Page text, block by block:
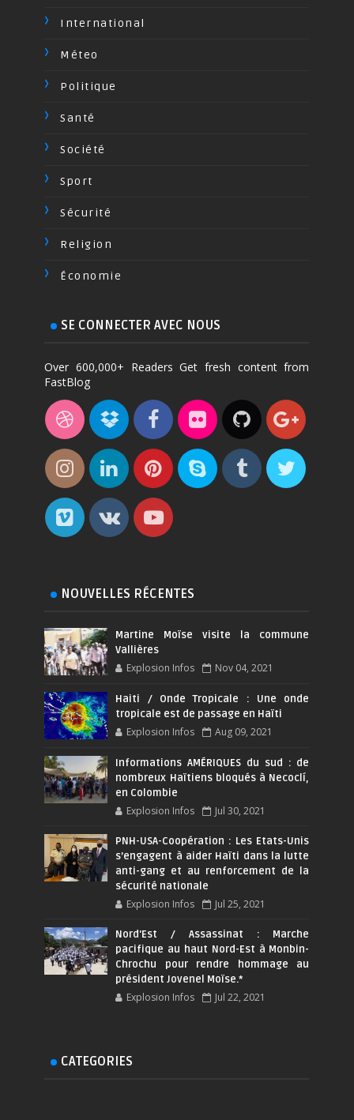
International
Méteo
Politique
Santé
Société
Sport
Sécurité
Religion
Économie
SE CONNECTER AVEC NOUS
Over 600,000+ Readers Get fresh content from
FastBlog
NOUVELLES RÉCENTES
Martine Moïse visite la commune
Vallières
Explosion Infos Nov 04, 2021
Haiti / Onde Tropicale : Une onde
tropicale est de passage en Haïti
Explosion Infos Aug 09, 2021
Informations AMÉRIQUES du sud : de
nombreux Haïtiens bloqués à Necoclí,
en Colombie
Explosion Infos Jul 30, 2021
PNH-USA-Coopération : Les Etats-Unis
s’engagent à aider Haïti dans la lutte
anti-gang et au renforcement de la
sécurité nationale
Explosion Infos Jul 25, 2021
Nord'Est / Assassinat : Marche
pacifique au haut Nord-Est à Monbin-
Chrochu pour rendre hommage au
président Jovenel Moïse.*
Explosion Infos Jul 22, 2021
CATEGORIES